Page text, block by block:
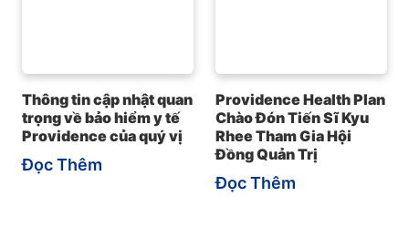
Thông tin cập nhật quan
trọng về bảo hiểm y tế
Providence của quý vị
Đọc Thêm
Providence Health Plan
Chào Đón Tiến Sĩ Kyu
Rhee Tham Gia Hội
Đồng Quản Trị
Đọc Thêm